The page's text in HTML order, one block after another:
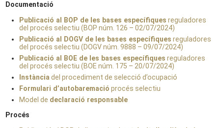
Documentació
Publicació al BOP de les bases específiques reguladores
del procés selectiu (BOP núm. 126 – 02/07/2024)
Publicació al DOGV de les bases específiques reguladores
del procés selectiu (DOGV núm. 9888 – 09/07/2024)
Publicació al BOE de les bases específiques reguladores
del procés selectiu (BOE núm. 175 – 20/07/2024)
Instància del procediment de selecció d’ocupació
Formulari d’autobaremació procés selectiu
Model de declaració responsable
Procés